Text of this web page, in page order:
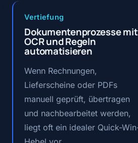
Vertiefung
Dokumentenprozesse mit
OCR und Regeln
automatisieren
Wenn Rechnungen,
Lieferscheine oder PDFs
manuell geprüft, übertragen
und nachbearbeitet werden,
liegt oft ein idealer Quick-